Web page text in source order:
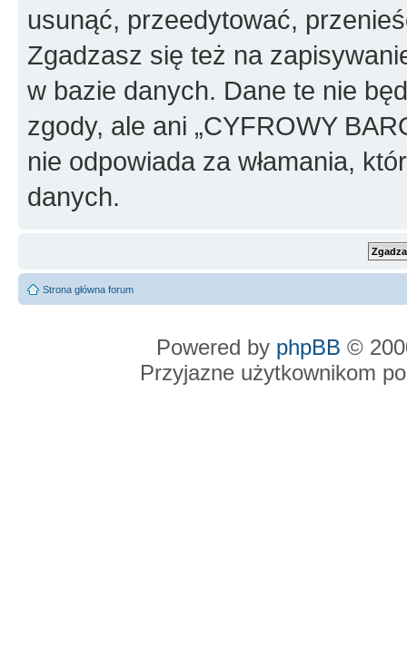
usunąć, przeedytować,
Zgadzasz się też na
w bazie danych. Dane te nie
zgody, ale ani „CYFROWY
nie odpowiada za włamania,
danych.
Strona główna forum
Powered by phpBB ©
Przyjazne użytkownikom